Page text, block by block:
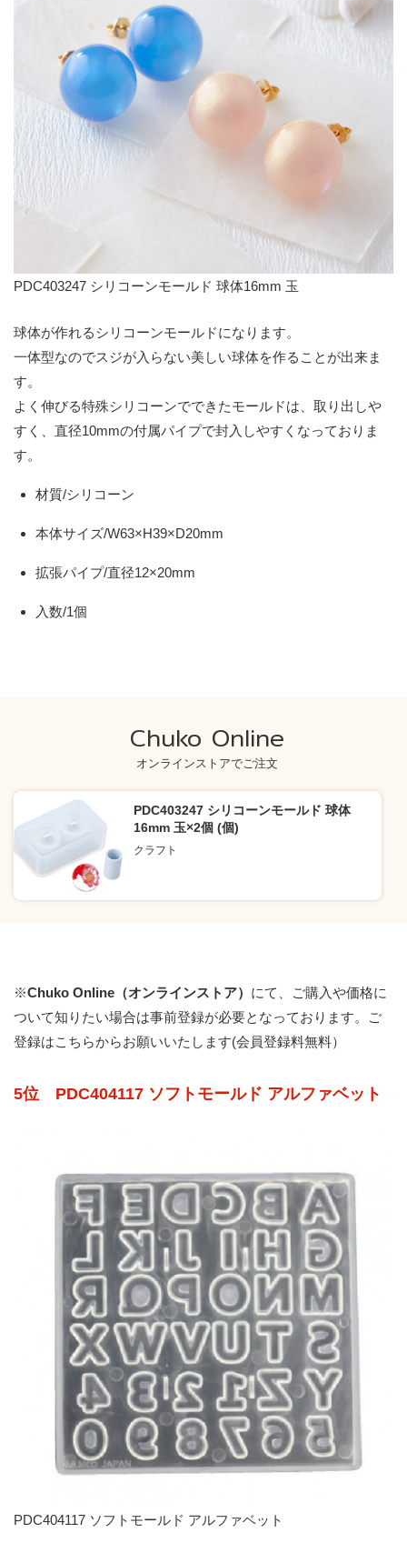
PDC403247 シリコーンモールド 球体16mm 玉
球体が作れるシリコーンモールドになります。
一体型なのでスジが入らない美しい球体を作ることが出来ま
す。
よく伸びる特殊シリコーンでできたモールドは、取り出しや
すく、直径10mmの付属パイプで封入しやすくなっておりま
す。
材質/シリコーン
本体サイズ/W63×H39×D20mm
拡張パイプ/直径12×20mm
入数/1個
Chuko Online
オンラインストアでご注文
PDC403247 シリコーンモールド 球体
16mm 玉×2個 (個)
クラフト
※Chuko Online（オンラインストア） にて、ご購入や価格に
ついて知りたい場合は事前登録が必要となっております。
ご
登録はこちらからお願いいたします(会員登録料無料）
5位 PDC404117 ソフトモールド アルファベット
PDC404117 ソフトモールド アルファベット